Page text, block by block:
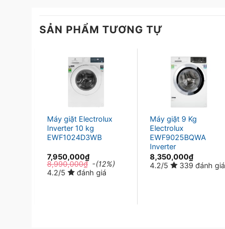
SẢN PHẨM TƯƠNG TỰ
Máy giặt Electrolux
Inverter 10 kg
EWF1024D3WB
7,950,000₫
8,990,000₫ -(12%)
4.2/5
đánh giá
Máy giặt 9 Kg
Electrolux
EWF9025BQWA
Inverter
8,350,000₫
4.2/5
339 đánh giá